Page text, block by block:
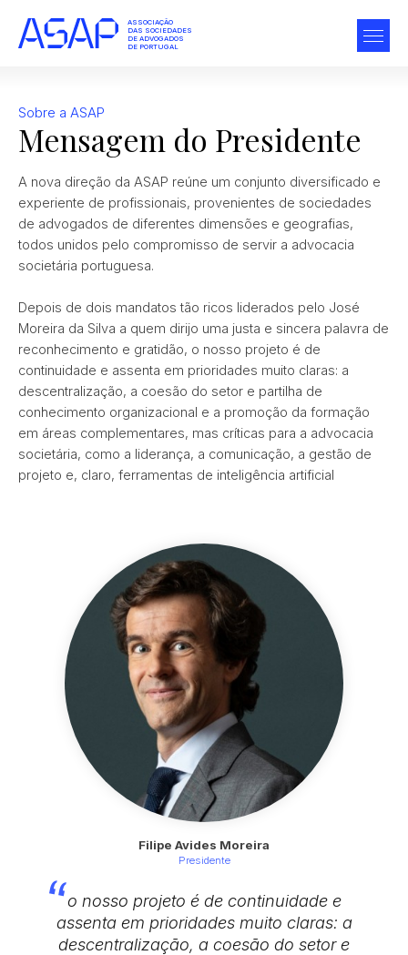
ASSOCIAÇÃO
DAS SOCIEDADES
DE ADVOGADOS
DE PORTUGAL
Filipe Avides Moreira
Presidente
o nosso projeto é de continuidade e
assenta em prioridades muito claras: a
descentralização, a coesão do setor e
Sobre a ASAP
Mensagem do Presidente
A nova direção da ASAP reúne um conjunto diversificado e
experiente de profissionais, provenientes de sociedades
de advogados de diferentes dimensões e geografias,
todos unidos pelo compromisso de servir a advocacia
societária portuguesa.
Depois de dois mandatos tão ricos liderados pelo José
Moreira da Silva a quem dirijo uma justa e sincera palavra de
reconhecimento e gratidão, o nosso projeto é de
continuidade e assenta em prioridades muito claras: a
descentralização, a coesão do setor e partilha de
conhecimento organizacional e a promoção da formação
em áreas complementares, mas críticas para a advocacia
societária, como a liderança, a comunicação, a gestão de
projeto e, claro, ferramentas de inteligência artificial